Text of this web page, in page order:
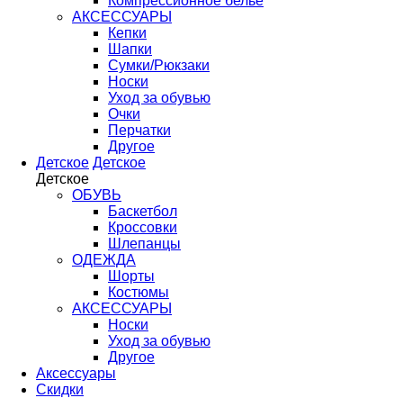
АКСЕССУАРЫ
Кепки
Шапки
Сумки/Рюкзаки
Носки
Уход за обувью
Очки
Перчатки
Другое
Детское Детское
Детское
ОБУВЬ
Баскетбол
Кроссовки
Шлепанцы
ОДЕЖДА
Шорты
Костюмы
АКСЕССУАРЫ
Носки
Уход за обувью
Другое
Аксессуары
Скидки